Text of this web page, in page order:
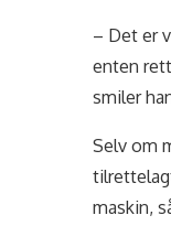
– Det er
enten
smiler
Selv om
maskin,